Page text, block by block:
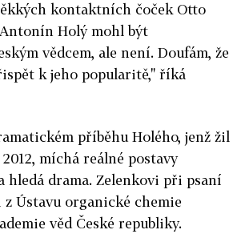
kontaktních čoček Otto
Holý mohl být
vědcem, ale není. Doufám, že
k jeho popularitě," říká
příběhu Holého, jenž žil
2012, míchá reálné postavy
hledá drama. Zelenkovi při psaní
Ústavu organické chemie
věd České republiky.